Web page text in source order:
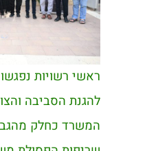
ראשי רשויות
להגנת הסביבה
המשרד כחלק